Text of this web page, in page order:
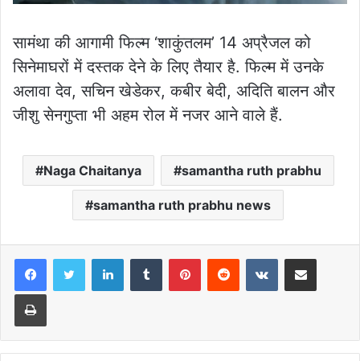
सामंथा की आगामी फिल्म ‘शाकुंतलम’ 14 अप्रैजल को
सिनेमाघरों में दस्तक देने के लिए तैयार है. फिल्म में उनके
अलावा देव, सचिन खेडेकर, कबीर बेदी, अदिति बालन और
जीशु सेनगुप्ता भी अहम रोल में नजर आने वाले हैं.
Naga Chaitanya samantha ruth prabhu
samantha ruth prabhu news
LinkedInTumblr PinterestReddit VKontakteShare via Email
Print